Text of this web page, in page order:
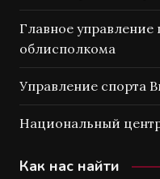
Главное управление
облисполкома
Управление спорта
Национальный
Как нас найти